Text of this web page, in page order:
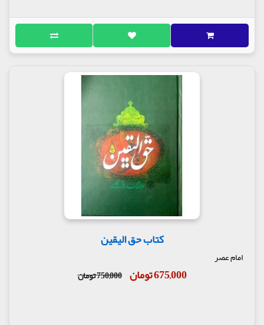
حضرت عیسی بن مریم(ع)
اِرمیا و دانیال و عُزَیر(ع)
حضرت یونس بن مَتّی و پدر آن حضرت
اصحاب کهف و اصحاب رقیم
اصحاب اُخدود و پیغمبر مجوس
حضرت خالد بن سنان(ع)
احوال پیغمبرانی که تصریح به اسم شریف ایشان نشده
نوادر اخبار غیر پیغمبران از بنی اسرائیل و غیر ایشان
احوال بعضی از پادشاهان زمین
قصه هاروت و ماروت
مولف : علامه محمد باقر مجلسی
ناشر : انتشارات سرورکتاب حق الیقین
امام عصر
675,000 تومان 750,000 تومان